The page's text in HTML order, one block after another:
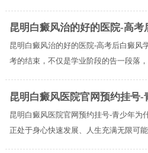
昆明白癜风治的好的医院-高考
昆明白癜风治的好的医院-高考后白癜风
考的结束，不仅是学业阶段的告一段落，
昆明白癜风医院官网预约挂号-
昆明白癜风医院官网预约挂号-青少年为
正处于身心快速发展、人生充满无限可能